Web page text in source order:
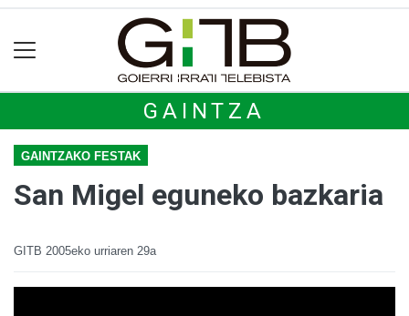
GAINTZA
GAINTZAKO FESTAK
San Migel eguneko bazkaria
GITB 2005eko urriaren 29a